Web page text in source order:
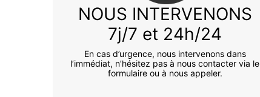
NOUS INTERVENONS
7j/7 et 24h/24
En cas d’urgence, nous intervenons dans
l’immédiat, n’hésitez pas à nous contacter via le
formulaire ou à nous appeler.